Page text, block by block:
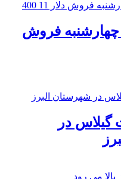
چهارشنبه فروش
گیلاس در